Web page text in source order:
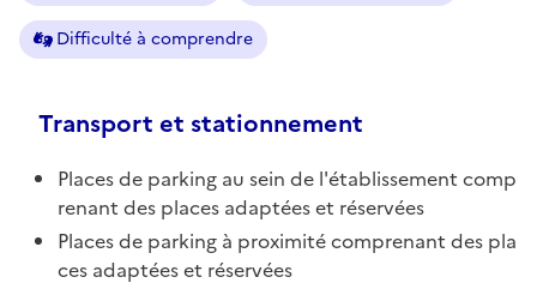
Difficulté à comprendre
Transport et stationnement
Places de parking au sein de l'établissement comp
renant des places adaptées et réservées
Places de parking à proximité comprenant des pla
ces adaptées et réservées